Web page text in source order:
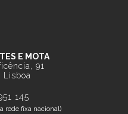
E MOTA
91
145
rede fixa nacional)